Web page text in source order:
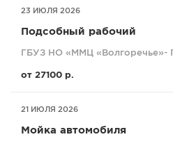
23 ИЮЛЯ 2026
Подсобный рабочий
ГБУЗ НО «ММЦ «Волгоречье»-
от 27100 р.
21 ИЮЛЯ 2026
Мойка автомобиля